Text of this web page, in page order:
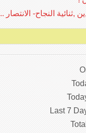
,ثنائية النجاح- الانتصار ..
Last 7